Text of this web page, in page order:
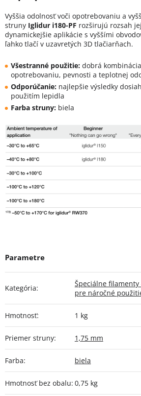
Vyššia odolnosť voči opotrebovaniu a
struny Iglidur i180-PF rozširujú rozsah
dynamickejšie aplikácie s vyššími
ľahko tlačí v uzavretých 3D tlačiarňach.
Všestranné použitie: dobrá
opotrebovaniu, pevnosti a teplotnej
Odporúčanie: najlepšie výsledky
použitím lepidla
Farba struny: biela
Kategória:
Špeciálne
pre náročné
Hmotnosť: 1 kg
Priemer struny: 1,75 mm
Farba: biela
Hmotnosť bez obalu: 0,75 kg